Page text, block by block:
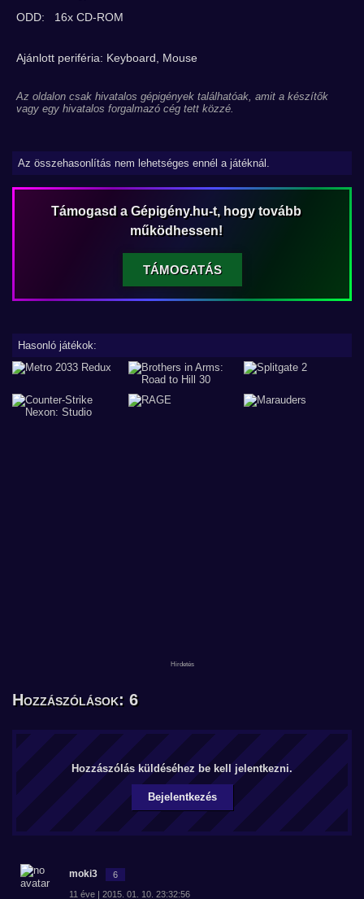
ODD:
16x CD-ROM
Ajánlott periféria: Keyboard, Mouse
Az oldalon csak hivatalos gépigények találhatóak, amit a készítők
vagy egy hivatalos forgalmazó cég tett közzé.
Az összehasonlítás nem lehetséges ennél a játéknál.
Támogasd a Gépigény.hu-t, hogy tovább
működhessen!
TÁMOGATÁS
Hasonló játékok:
Hozzászólások: 6
Hozzászólás küldéséhez be kell jelentkezni.
Bejelentkezés
moki3 6
11 éve | 2015. 01. 10. 23:32:56